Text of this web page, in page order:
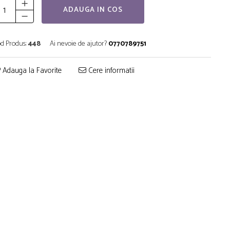
ADAUGA IN COS
Produs:448 Ai nevoie de ajutor?0770789751
Adauga la Favorite Cere informatii